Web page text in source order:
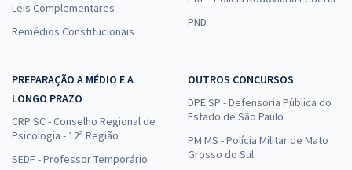
Leis Complementares
Remédios Constitucionais
PND
PREPARAÇÃO A MÉDIO E A
LONGO PRAZO
CRP SC - Conselho Regional de
Psicologia - 12ª Região
SEDF - Professor Temporário
OUTROS CONCURSOS
DPE SP - Defensoria Pública do
Estado de São Paulo
PM MS - Polícia Militar de Mato
Grosso do Sul